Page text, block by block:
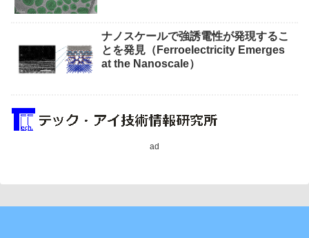
ナノスケールで強誘電性が発現するこ
とを発見（Ferroelectricity Emerges
at the Nanoscale）
ad